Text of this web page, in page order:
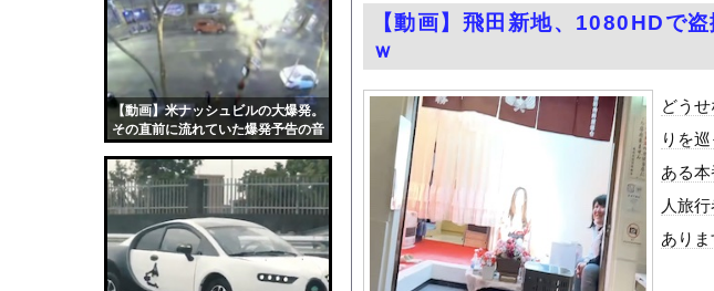
【動画】米ナッシュビルの大爆発。
その直前に流れていた爆発予告の音
元子役の紫堂るいの競泳水着おっぱいポロリ具合がエロい
エロ漫画『のの香とこーちゃん～ち〇ち〇こわい～』を
BYDの軽EV「ラッコ」受注が700台超 7月販売は125台
中国「大豪雨！」三峡ダム「基礎部分破損」中国「全力
職場の人妻と不倫をして、ついに、、、
韓国国会、サッカー前代表監督を追及「なぜ負けたのか」
日本旅行キャンセルすべきか…1万年ぶり史上最大級の火
うちのネコが目の前にいた。私が上に物を投げるフリを
齋藤陽アナ ベルトで締め付けられる胸元！！【GIF動画あ
【動画】飛田新地、1080HDで
ｗ
どう
りを
ある
人旅
ありま